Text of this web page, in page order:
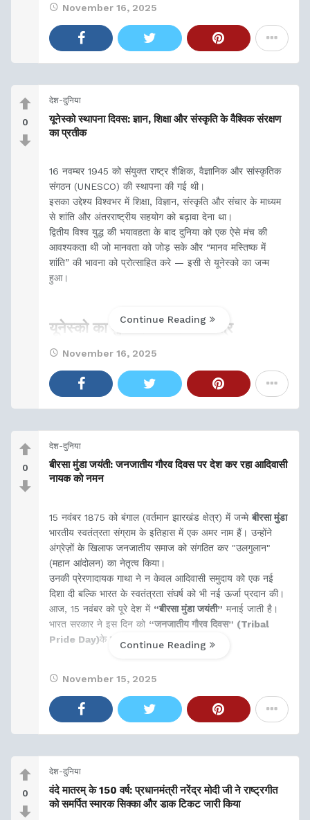
“सहिष्णुता का अर्थ है
November 16, 2025
0
देश-दुनिया
यूनेस्को स्थापना दिवस: ज्ञान, शिक्षा और संस्कृति के वैश्विक संरक्षण
का प्रतीक
16 नवम्बर 1945 को संयुक्त राष्ट्र शैक्षिक, वैज्ञानिक और सांस्कृतिक
संगठन (UNESCO) की स्थापना की गई थी।
इसका उद्देश्य विश्वभर में शिक्षा, विज्ञान, संस्कृति और संचार के माध्यम
से शांति और अंतरराष्ट्रीय सहयोग को बढ़ावा देना था।
द्वितीय विश्व युद्ध की भयावहता के बाद दुनिया को एक ऐसे मंच की
आवश्यकता थी जो मानवता को जोड़ सके और “मानव मस्तिष्क में
शांति” की भावना को प्रोत्साहित करे — इसी से यूनेस्को का जन्म
हुआ।
यूनेस्को का मुख्यालय और कार्यक्षेत्र
वर्तमान सदस्य देश:190
Continue Reading
November 16, 2025
0
देश-दुनिया
बीरसा मुंडा जयंती: जनजातीय गौरव दिवस पर देश कर रहा आदिवासी
नायक को नमन
15 नवंबर 1875 को बंगाल (वर्तमान झारखंड क्षेत्र) में जन्मेबीरसा मुंडा
भारतीय स्वतंत्रता संग्राम के इतिहास में एक अमर नाम हैं। उन्होंने
अंग्रेज़ों के खिलाफ जनजातीय समाज को संगठित कर "उलगुलान"
(महान आंदोलन) का नेतृत्व किया।
उनकी प्रेरणादायक गाथा ने न केवल आदिवासी समुदाय को एक नई
दिशा दी बल्कि भारत के स्वतंत्रता संघर्ष को भी नई ऊर्जा प्रदान की।
आज, 15 नवंबर को पूरे देश में “बीरसा मुंडा जयंती” मनाई जाती है।
भारत सरकार ने इस दिन को “जनजातीय गौरव दिवस” (Tribal
Pride Day)के रूप में मनाने की घोषणा की
Continue Reading
November 15, 2025
0
देश-दुनिया
वंदे मातरम् के 150 वर्ष: प्रधानमंत्री नरेंद्र मोदी जी ने राष्ट्रगीत
को समर्पित स्मारक सिक्का और डाक टिकट जारी किया